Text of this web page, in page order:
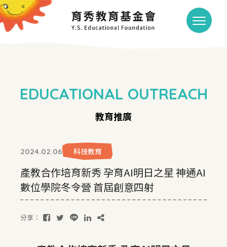
EDUCATIONAL OUTREACH
教育推廣
2024.02.06 科技教育
產教合作培育新秀 孕育AI明日之星 神通AI
數位學院冬令營 首屆創意四射
分享：